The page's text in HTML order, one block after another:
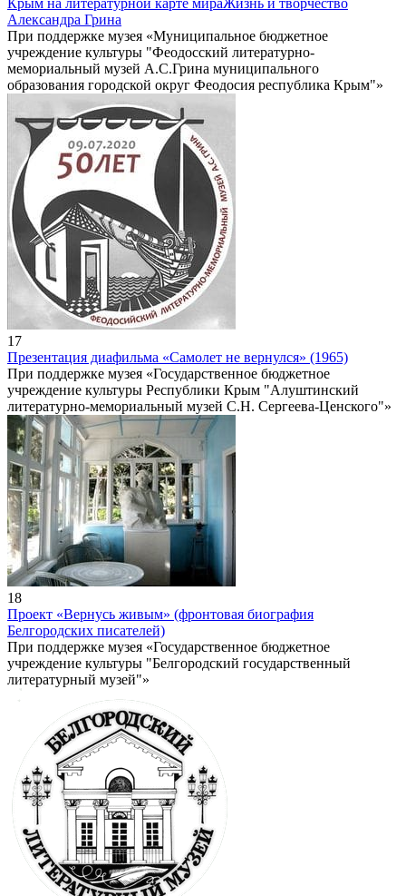
Крым на литературной карте мираЖизнь и творчество
Александра Грина
При поддержке музея «Муниципальное бюджетное
учреждение культуры "Феодосский литературно-
мемориальный музей А.С.Грина муниципального
образования городской округ Феодосия республика Крым"»
17
Презентация диафильма «Самолет не вернулся» (1965)
При поддержке музея «Государственное бюджетное
учреждение культуры Республики Крым "Алуштинский
литературно-мемориальный музей С.Н. Сергеева-Ценского"»
18
Проект «Вернусь живым» (фронтовая биография
Белгородских писателей)
При поддержке музея «Государственное бюджетное
учреждение культуры "Белгородский государственный
литературный музей"»